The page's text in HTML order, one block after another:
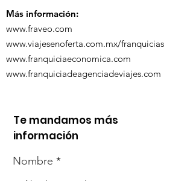
Más información:
www.fraveo.com
www.viajesenoferta.com.mx/franquicias
www.franquiciaeconomica.com
www.franquiciadeagenciadeviajes.com
Te mandamos más
información
Nombre